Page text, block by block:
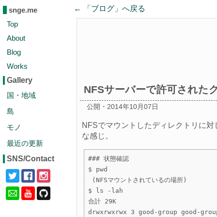
snge.me
Top
About
Blog
Works
Gallery
国・地域
島
モノ
最近の更新
SNS/Contact
← 「 ブログ 」へ戻る
NFSサーバーで許可された
公開・2014年10月07日
NFSでマウントしたディレクトリに
な感じ。
### 状態確認
$ pwd
$ ls -lah
合計 29K
drwxrwxrwx 3 good-group good-